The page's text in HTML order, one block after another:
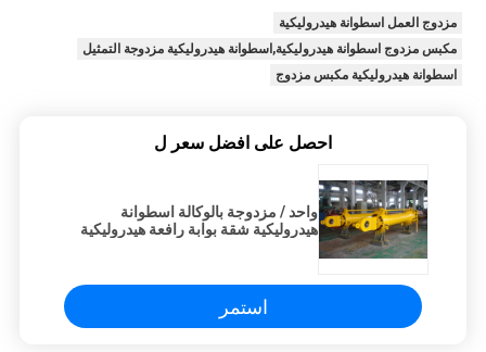
مزدوج العمل اسطوانة هيدروليكية
مكبس مزدوج اسطوانة هيدروليكية,اسطوانة هيدروليكية مزدوجة التمثيل
اسطوانة هيدروليكية مكبس مزدوج
احصل على افضل سعر ل
واحد / مزدوجة بالوكالة اسطوانة
هيدروليكية شقة بوابة رافعة هيدروليكية
استمر